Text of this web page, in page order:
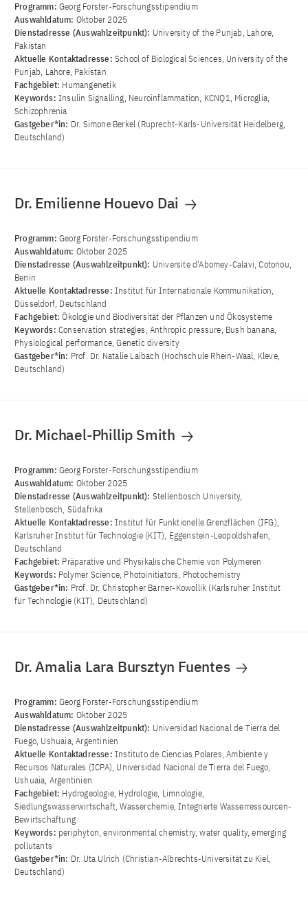
Programm: Georg Forster-Forschungsstipendium
Auswahldatum: Oktober 2025
Dienstadresse (Auswahlzeitpunkt): University of the Punjab, Lahore,
Pakistan
Aktuelle Kontaktadresse: School of Biological Sciences, University of the
Punjab, Lahore, Pakistan
Fachgebiet: Humangenetik
Keywords: Insulin Signalling, Neuroinflammation, KCNQ1, Microglia,
Schizophrenia
Gastgeber*in: Dr. Simone Berkel (Ruprecht-Karls-Universität Heidelberg,
Deutschland)
Dr. Emilienne Houevo Dai
Programm: Georg Forster-Forschungsstipendium
Auswahldatum: Oktober 2025
Dienstadresse (Auswahlzeitpunkt): Universite d'Abomey-Calavi, Cotonou,
Benin
Aktuelle Kontaktadresse: Institut für Internationale Kommunikation,
Düsseldorf, Deutschland
Fachgebiet:Ökologie und Biodiversität der Pflanzen und Ökosysteme
Keywords: Conservation strategies, Anthropic pressure, Bush banana,
Physiological performance, Genetic diversity
Gastgeber*in: Prof. Dr. Natalie Laibach (Hochschule Rhein-Waal, Kleve,
Deutschland)
Dr. Michael-Phillip Smith
Programm: Georg Forster-Forschungsstipendium
Auswahldatum: Oktober 2025
Dienstadresse (Auswahlzeitpunkt): Stellenbosch University,
Stellenbosch, Südafrika
Aktuelle Kontaktadresse: Institut für Funktionelle Grenzflächen (IFG),
Karlsruher Institut für Technologie (KIT), Eggenstein-Leopoldshafen,
Deutschland
Fachgebiet: Präparative und Physikalische Chemie von Polymeren
Keywords: Polymer Science, Photoinitiators, Photochemistry
Gastgeber*in: Prof. Dr. Christopher Barner-Kowollik (Karlsruher Institut
für Technologie (KIT), Deutschland)
Dr. Amalia Lara Bursztyn Fuentes
Programm: Georg Forster-Forschungsstipendium
Auswahldatum: Oktober 2025
Dienstadresse (Auswahlzeitpunkt): Universidad Nacional de Tierra del
Fuego, Ushuaia, Argentinien
Aktuelle Kontaktadresse: Instituto de Ciencias Polares, Ambiente y
Recursos Naturales (ICPA), Universidad Nacional de Tierra del Fuego,
Ushuaia, Argentinien
Fachgebiet: Hydrogeologie, Hydrologie, Limnologie,
Siedlungswasserwirtschaft, Wasserchemie, Integrierte Wasserressourcen-
Bewirtschaftung
Keywords: periphyton, environmental chemistry, water quality, emerging
pollutants
Gastgeber*in: Dr. Uta Ulrich (Christian-Albrechts-Universität zu Kiel,
Deutschland)